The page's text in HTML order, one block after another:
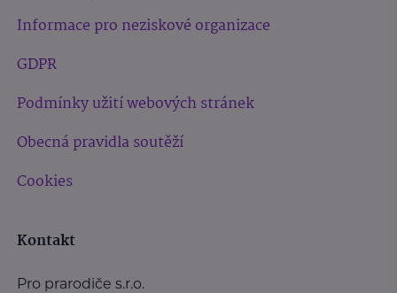
Informace pro neziskové organizace
GDPR
Podmínky užití webových stránek
Obecná pravidla soutěží
Cookies
Kontakt
Pro prarodiče s.r.o.